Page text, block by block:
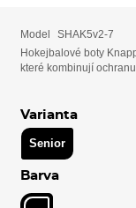
Model
SHAK5v2-7
Hokejbalové boty
které kombinují
Varianta
Senior
Barva